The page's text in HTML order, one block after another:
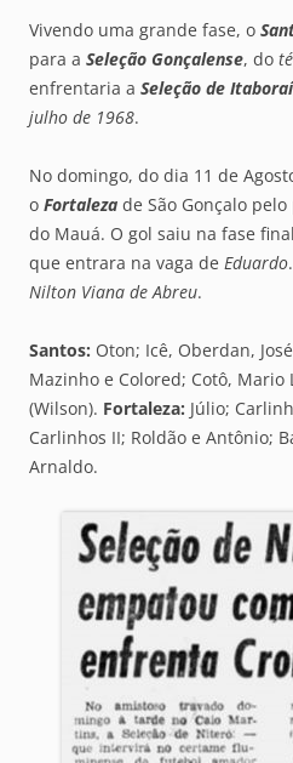
Vivendo uma grande fase, o
para a Seleção Gonçalense, do
enfrentaria a Seleção de Itaboraí
julho de 1968.
No domingo, do dia 11 de
o Fortaleza de São Gonçalo
do Mauá. O gol saiu na fase
que entrara na vaga de Eduardo
Nilton Viana de Abreu.
Santos: Oton; Icê, Oberdan,
Mazinho e Colored; Cotô, Mario
(Wilson). Fortaleza: Júlio;
Carlinhos II; Roldão e Antônio;
Arnaldo.